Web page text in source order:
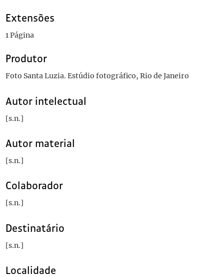
Extensões
1 Página
Produtor
Foto Santa Luzia. Estúdio fotográfico, Rio de Janeiro
Autor intelectual
[s.n.]
Autor material
[s.n.]
Colaborador
[s.n.]
Destinatário
[s.n.]
Localidade